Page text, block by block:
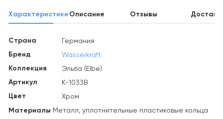
Характеристики Описание Отзывы
Страна Германия
Бренд Wasserkraft
Коллекция Эльба (Elbe)
Артикул K-1033B
Цвет Хром
Материалы Металл, уплотнительные пластиковые кольца